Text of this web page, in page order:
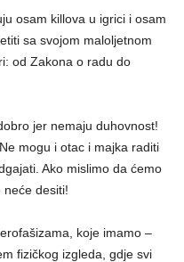
osam killova u igrici i osam
sa svojom maloljetnom
od Zakona o radu do
jer nemaju duhovnost!
mogu i otac i majka raditi
Ako mislimo da ćemo
desiti!
koje imamo –
fizičkog izgleda, gdje svi